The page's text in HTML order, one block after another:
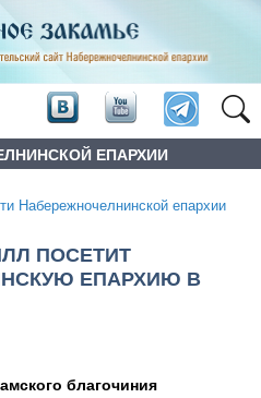
ЕПАРХИИ
Набережночелнинской епархии
ПОСЕТИТ
ЕПАРХИЮ В
благочиния